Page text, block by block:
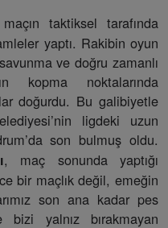
taktiksel tarafında
yaptı. Rakibin oyun
ve doğru zamanlı
kopma noktalarında
doğurdu. Bu galibiyetle
ligdeki uzun
son bulmuş oldu.
, maç sonunda yaptığı
bir maçlık değil, emeğin
son ana kadar pes
yalnız bırakmayan